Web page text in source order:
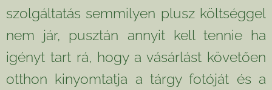
szolgáltatás semmilyen plusz költséggel
nem jár, pusztán annyit kell tennie ha
igényt tart rá, hogy a vásárlást követően
otthon kinyomtatja a tárgy fotóját és a